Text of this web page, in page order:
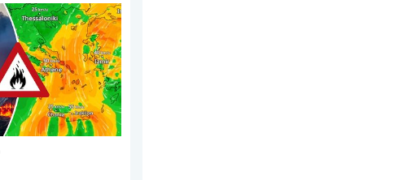
juli 2026
woeden bosbranden. Hitte en veel wind. . . donderdag 30 juli 2026